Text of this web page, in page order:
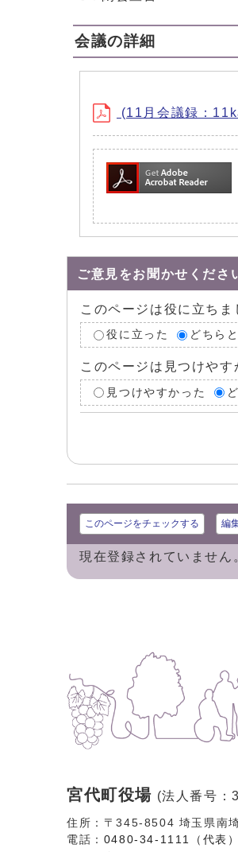
会議の詳細
(11月会議録：
ご意見をお聞かせくださ
このページは役に立ちま
役に立った どちら
このページは見つけやす
見つけやすかった
このページをチェックする 編
現在登録されていません
宮代町役場 (法人番号
住所：〒345-8504 埼玉県南
電話： 0480-34-1111（代表）